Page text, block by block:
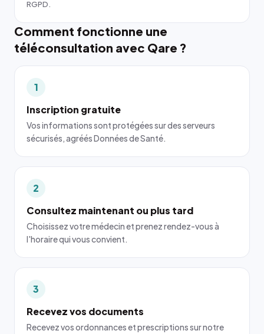
RGPD.
Comment fonctionne une
téléconsultation avec Qare ?
1
Inscription gratuite
Vos informations sont protégées sur des serveurs
sécurisés, agréés Données de Santé.
2
Consultez maintenant ou plus tard
Choisissez votre médecin et prenez rendez-vous à
l'horaire qui vous convient.
3
Recevez vos documents
Recevez vos ordonnances et prescriptions sur notre